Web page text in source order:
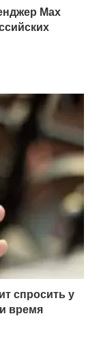
Max
спросить у
время